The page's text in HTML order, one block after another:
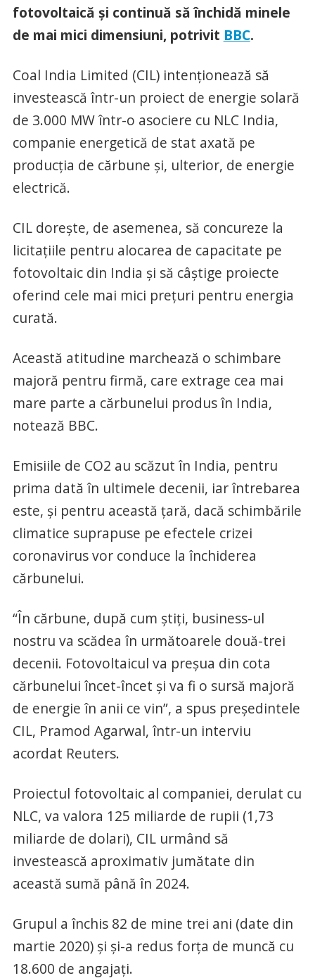
fotovoltaică și continuă să închidă minele
de mai mici dimensiuni, potrivit BBC.
Coal India Limited (CIL) intenționează să
investească într-un proiect de energie solară
de 3.000 MW într-o asociere cu NLC India,
companie energetică de stat axată pe
producția de cărbune și, ulterior, de energie
electrică.
CIL dorește, de asemenea, să concureze la
licitațiile pentru alocarea de capacitate pe
fotovoltaic din India și să câștige proiecte
oferind cele mai mici prețuri pentru energia
curată.
Această atitudine marchează o schimbare
majoră pentru firmă, care extrage cea mai
mare parte a cărbunelui produs în India,
notează BBC.
Emisiile de CO2 au scăzut în India, pentru
prima dată în ultimele decenii, iar întrebarea
este, și pentru această țară, dacă schimbările
climatice suprapuse pe efectele crizei
coronavirus vor conduce la închiderea
cărbunelui.
“În cărbune, după cum știți, business-ul
nostru va scădea în următoarele două-trei
decenii. Fotovoltaicul va preșua din cota
cărbunelui încet-încet și va fi o sursă majoră
de energie în anii ce vin”, a spus președintele
CIL, Pramod Agarwal, într-un interviu
acordat Reuters.
Proiectul fotovoltaic al companiei, derulat cu
NLC, va valora 125 miliarde de rupii (1,73
miliarde de dolari), CIL urmând să
investească aproximativ jumătate din
această sumă până în 2024.
Grupul a închis 82 de mine trei ani (date din
martie 2020) și și-a redus forța de muncă cu
18.600 de angajați.